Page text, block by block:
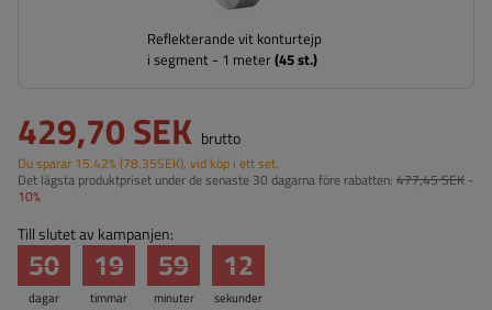
Reflekterande vit konturtejp
i segment - 1 meter (45st.)
429,70 SEK brutto
Du sparar 15.42%(78.35SEK), vid köp i ett set.
Det lägsta produktpriset under de senaste 30 dagarna före rabatten: 477,45 SEK -
10%
Till slutet av kampanjen:
dagar
50
timmar
19
minuter
59
sekunder
11